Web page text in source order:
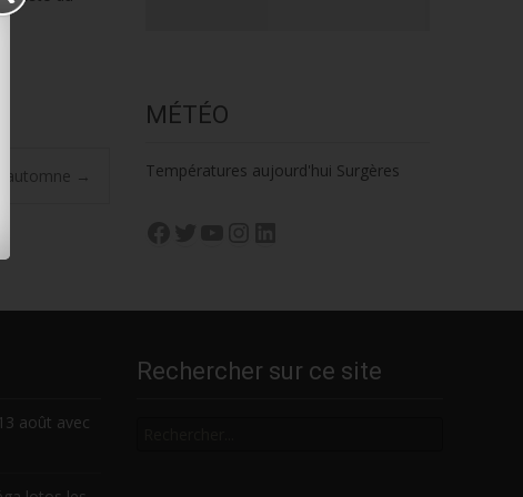
automne →
MÉTÉO
Températures aujourd'hui Surgères
août avec
Rechercher sur ce site